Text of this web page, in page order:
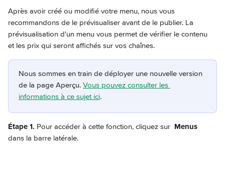
Après avoir créé ou modifié votre menu, nous vous
recommandons de le prévisualiser avant de le publier. La
prévisualisation d'un menu vous permet de vérifier le contenu
et les prix qui seront affichés sur vos chaînes.
Nous sommes en train de déployer une nouvelle version
de la page Aperçu. Vous pouvez consulter les
informations à ce sujet ici.
Étape 1. Pour accéder à cette fonction, cliquez sur Menus
dans la barre latérale.